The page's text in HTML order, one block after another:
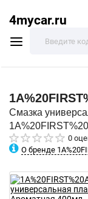
4mycar.ru
Смазка
0
О бренде